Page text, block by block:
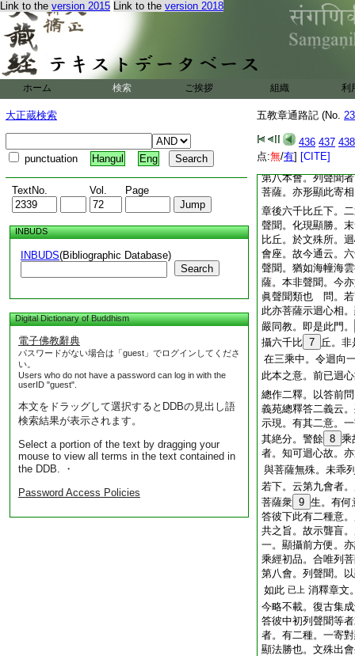
Link to the version 2015 Link to the version 2018
ホーム 検索 ご挨拶 組織 利
大正蔵検索
punctuation Hangul Eng
TextNo. Vol. Page
INBUDS
INBUDS(Bibliographic Database)
Search
Digital Dictionary of Buddhism
電子佛教辭典
パスワードがない場合は「guest」でログインしてくださ
い。
Users who do not have a password can log in with the
userID "guest".
本文をドラッグして選択するとDDBの見出し語
検索結果が表示されます。
Select a portion of the text by dragging your
mouse to view all terms in the text contained in
the DDB. ・
Password Access Policies
五教章通路記 (No.
436 437 438
点:無/有] [CITE]
三乘小乘。此中可
若就所揀。即三乘
餘是所揀。今且所
二通伏
。今初
云。答彼中列聲聞
法故。爲示如聾如
科引之
宋本答中。
第八本會。列聲聞
菩薩。亦形顯此寄相
章後六千比丘下。
聲聞。化現顯勝。
比丘。於文殊所。
會座。故今通云。
聲聞。猶如海幢海
薩。本非聲聞。今
眞聲聞類也 問。
此亦菩薩示迴心相
嚴同教。即是此門。
攝六千比 7
丘。
在三乘中。令迴向
此本之意。前已迴
總作二釋。以答前
義苑總釋答二義云
示現。有其二意。
其絶分。警餘 8 乘
者。知可迴心故。
與菩薩無殊。未乖
若下。云第九會者
菩薩衆 9 生。有何
答彼下此有二種意
共之旨。故示聾盲
一。顯攝前方便。
乘經初品。合唯列
第八會。列聲聞。
如此 已上 消釋章文
今略不載。復古集
答彼中初列聲聞等
者。有二種。一寄
顯法勝也。文殊出